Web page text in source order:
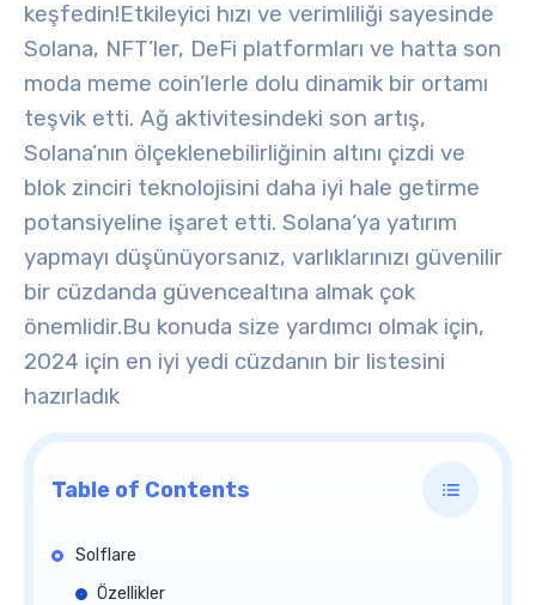
keşfedin!Etkileyici hızı ve verimliliği sayesinde
Solana, NFT’ler, DeFi platformları ve hatta son
moda meme coin’lerle dolu dinamik bir ortamı
teşvik etti. Ağ aktivitesindeki son artış,
Solana’nın ölçeklenebilirliğinin altını çizdi ve
blok zinciri teknolojisini daha iyi hale getirme
potansiyeline işaret etti. Solana‘ya yatırım
yapmayı düşünüyorsanız, varlıklarınızı güvenilir
bir cüzdanda güvencealtına almak çok
önemlidir.Bu konuda size yardımcı olmak için,
2024 için en iyi yedi cüzdanın bir listesini
hazırladık
Table of Contents
Solflare
Özellikler